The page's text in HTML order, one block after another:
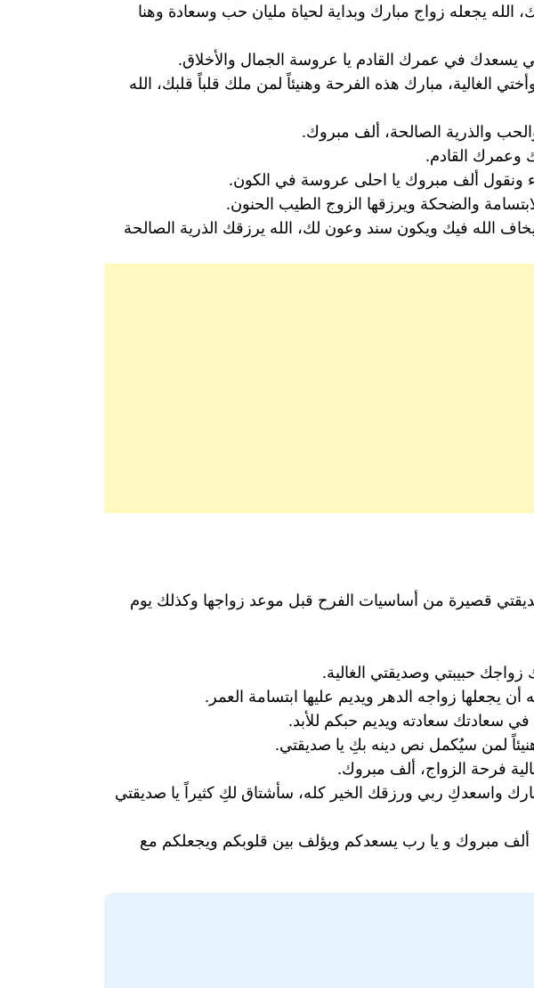
يجعله زواج مبارك وبداية لحياة مليان حب وسعادة وهنا
يسعدك في عمرك القادم يا عروسة الجمال والأخلاق.
الغالية، مبارك هذه الفرحة وهنيئاً لمن ملك قلباً قلبك، الله
والذرية الصالحة، ألف مبروك.
وعمرك القادم.
يا ⁦‪احلى‬⁩ ⁦‪عروسة‬⁩ في الكون.
والضحكة ويرزقها الزوج الطيب الحنون.
الله فيك ويكون سند وعون لك، الله يرزقك الذرية الصالحة
قصيرة من أساسيات الفرح قبل موعد زواجها وكذلك يوم
يجعلها زواجه الدهر ويديم عليها ابتسامة العمر.
لمن سيُكمل نص دينه بكِ يا صديقتي.
فرحة الزواج، ألف مبروك.
واسعدكِ ربي ورزقك الخير كله، سأشتاق لكِ كثيراً يا صديقتي
ألف مبروك و يا رب يسعدكم ويؤلف بين قلوبكم ويجعلكم مع